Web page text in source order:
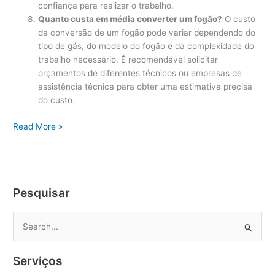
confiança para realizar o trabalho.
Quanto custa em média converter um fogão? O custo
da conversão de um fogão pode variar dependendo do
tipo de gás, do modelo do fogão e da complexidade do
trabalho necessário. É recomendável solicitar
orçamentos de diferentes técnicos ou empresas de
assistência técnica para obter uma estimativa precisa
do custo.
Conversão
Central
Read More »
Pesquisar
q
Serviços